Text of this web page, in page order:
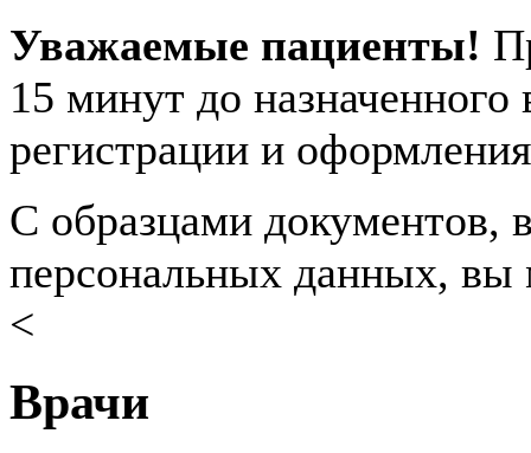
Уважаемые пациенты!
15 минут до
регистрации и
С образцами документов,
персональных данных, вы
<
Врачи